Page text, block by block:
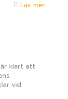
Läs mer
klart att
vid